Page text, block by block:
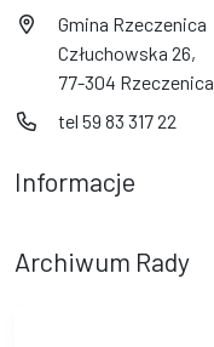
Gmina Rzeczenica
Człuchowska 26,
77-304 Rzeczenica
tel 59 83 317 22
Informacje
Archiwum Rady